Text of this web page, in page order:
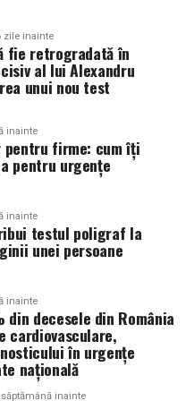
verificată întotdeauna
tehnică a
diesel?
ecologică, pot
percepția față de
mai mulți participanți
unor cauze ecologice.
organizatorii pot
față de protejarea
socială.
faptul că
soluții care protejează
poate contribui la
și la creșterea
viitoare.
economii de costuri
zile inainte
fie retrogradată în
al lui Alexandru
unui nou test
inainte
pentru firme: cum îți
pentru urgențe
inainte
testul poligraf la
unei persoane
inainte
din decesele din România
cardiovasculare,
în urgențe
națională
săptămână inainte